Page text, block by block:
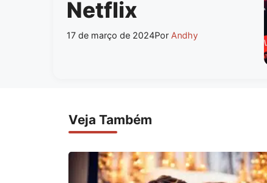
Netflix
17 de março de 2024Por Andhy
Veja Também